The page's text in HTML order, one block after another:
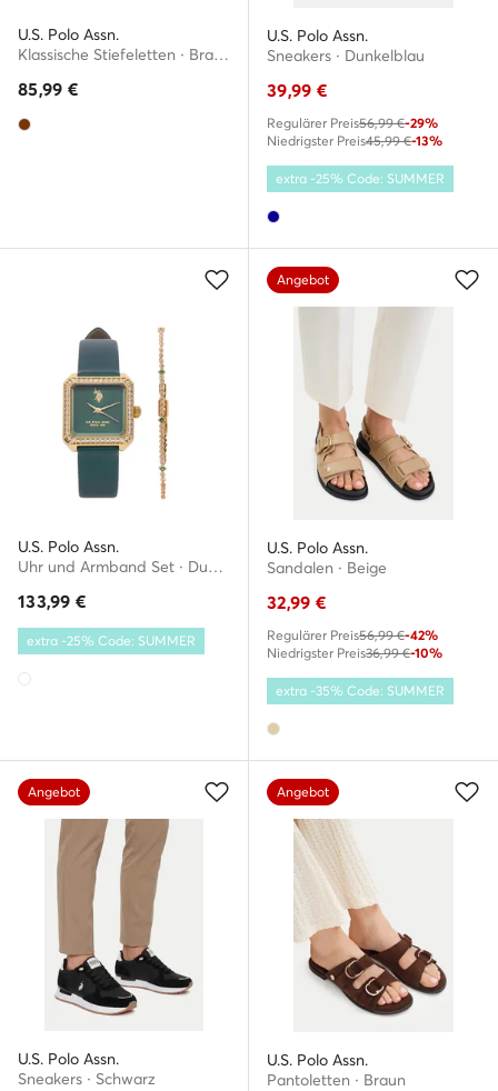
U.S. Polo Assn.
Klassische Stiefeletten · Braun
85,99 €
U.S. Polo Assn.
Sneakers · Dunkelblau
39,99 €
Regulärer Preis56,99 €-29%
Niedrigster Preis45,99 €-13%
extra -25% Code: SUMMER
U.S. Polo Assn.
Uhr und Armband Set · Dunkelgrün
133,99 €
extra -25% Code: SUMMER
Angebot
U.S. Polo Assn.
Sandalen · Beige
32,99 €
Regulärer Preis56,99 €-42%
Niedrigster Preis36,99 €-10%
extra -35% Code: SUMMER
Angebot
U.S. Polo Assn.
Sneakers · Schwarz
Angebot
U.S. Polo Assn.
Pantoletten · Braun